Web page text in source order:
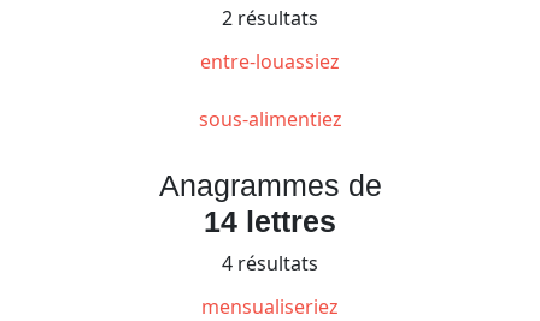
2 résultats
entre-louassiez
sous-alimentiez
Anagrammes de
14 lettres
4 résultats
mensualiseriez